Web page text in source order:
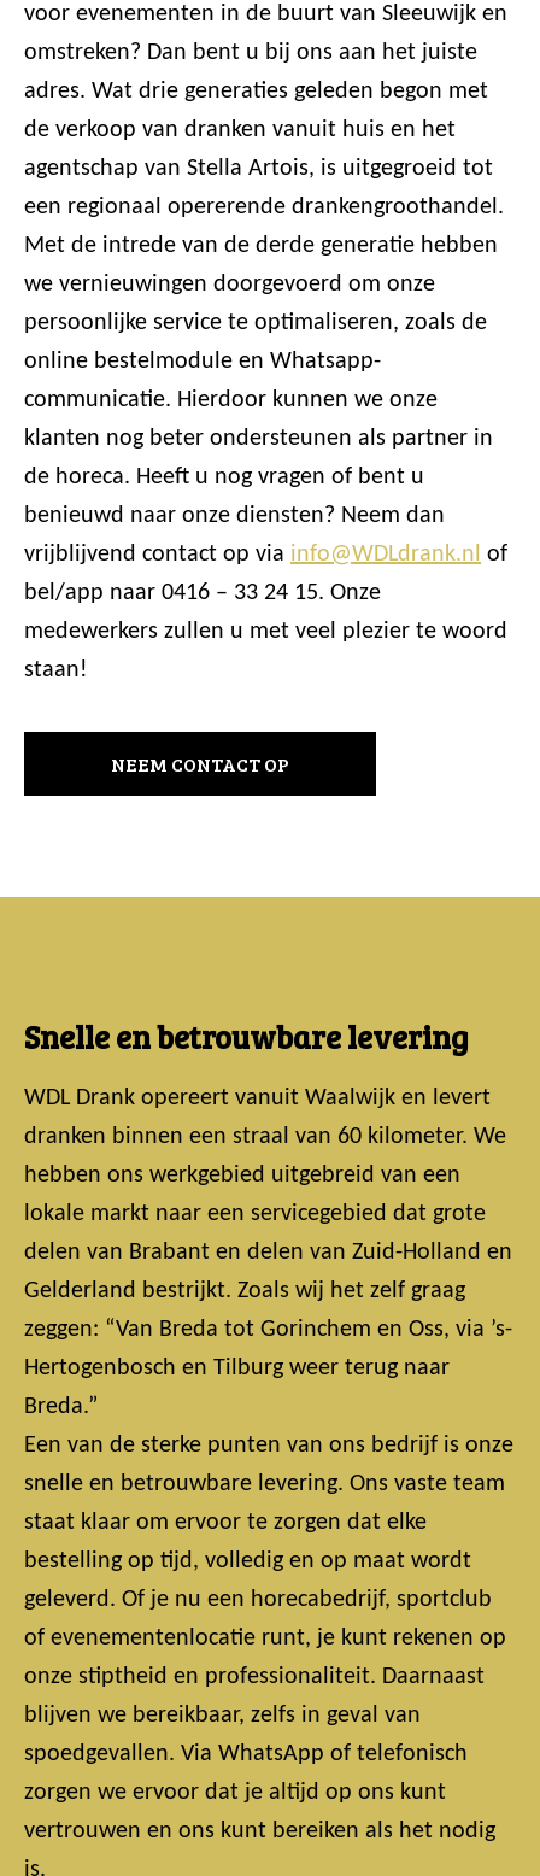
voor evenementen in de buurt van Sleeuwijk en
omstreken? Dan bent u bij ons aan het juiste
adres. Wat drie generaties geleden begon met
de verkoop van dranken vanuit huis en het
agentschap van Stella Artois, is uitgegroeid tot
een regionaal opererende drankengroothandel.
Met de intrede van de derde generatie hebben
we vernieuwingen doorgevoerd om onze
persoonlijke service te optimaliseren, zoals de
online bestelmodule en Whatsapp-
communicatie. Hierdoor kunnen we onze
klanten nog beter ondersteunen als partner in
de horeca. Heeft u nog vragen of bent u
benieuwd naar onze diensten? Neem dan
vrijblijvend contact op via info@WDLdrank.nl of
bel/app naar 0416 – 33 24 15. Onze
medewerkers zullen u met veel plezier te woord
staan!
NEEM CONTACT OP
Snelle en betrouwbare levering
WDL Drank opereert vanuit Waalwijk en levert
dranken binnen een straal van 60 kilometer. We
hebben ons werkgebied uitgebreid van een
lokale markt naar een servicegebied dat grote
delen van Brabant en delen van Zuid-Holland en
Gelderland bestrijkt. Zoals wij het zelf graag
zeggen: “Van Breda tot Gorinchem en Oss, via ’s-
Hertogenbosch en Tilburg weer terug naar
Breda.”
Een van de sterke punten van ons bedrijf is onze
snelle en betrouwbare levering. Ons vaste team
staat klaar om ervoor te zorgen dat elke
bestelling op tijd, volledig en op maat wordt
geleverd. Of je nu een horecabedrijf, sportclub
of evenementenlocatie runt, je kunt rekenen op
onze stiptheid en professionaliteit. Daarnaast
blijven we bereikbaar, zelfs in geval van
spoedgevallen. Via WhatsApp of telefonisch
zorgen we ervoor dat je altijd op ons kunt
vertrouwen en ons kunt bereiken als het nodig
is.